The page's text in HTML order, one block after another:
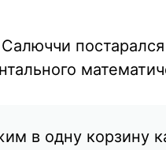
в одну корзину